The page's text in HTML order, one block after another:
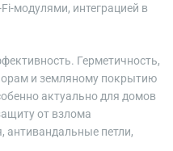
модулями, интеграцией в
Герметичность,
и земляному покрытию
актуально для домов
от взлома
антивандальные петли,